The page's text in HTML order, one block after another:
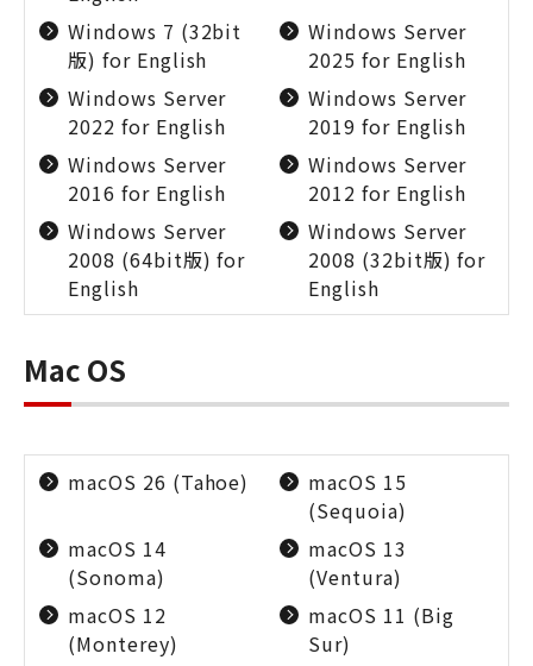
Windows 7 (32bit
版) for English
Windows Server
2025 for English
Windows Server
2022 for English
Windows Server
2019 for English
Windows Server
2016 for English
Windows Server
2012 for English
Windows Server
2008 (64bit版) for
English
Windows Server
2008 (32bit版) for
English
Mac OS
macOS 26 (Tahoe)
macOS 15
(Sequoia)
macOS 14
(Sonoma)
macOS 13
(Ventura)
macOS 12
(Monterey)
macOS 11 (Big
Sur)